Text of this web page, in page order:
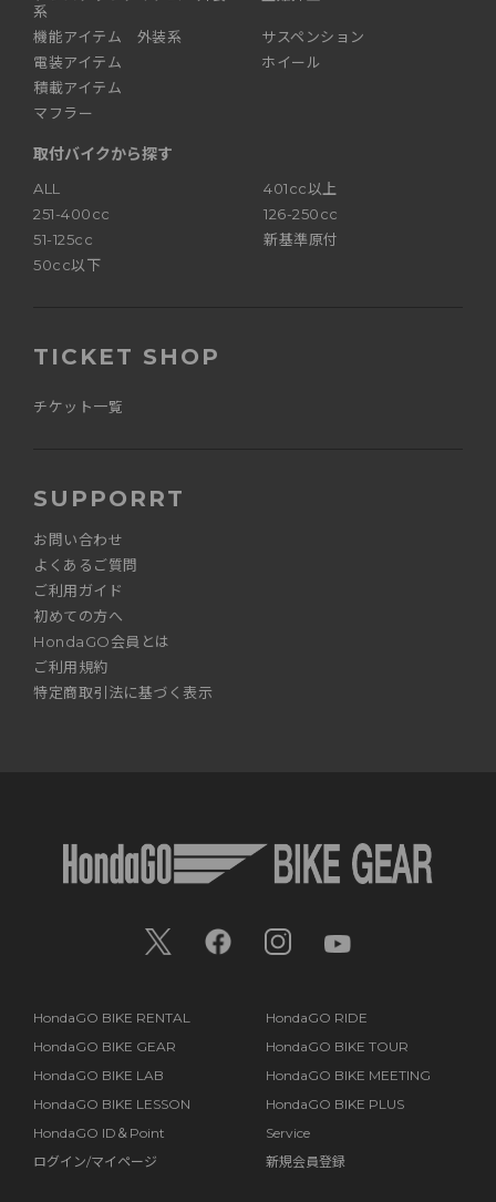
系
機能アイテム 外装系
電装アイテム
積載アイテム
マフラー
サスペンション
ホイール
取付バイクから探す
ALL
401cc以上
251-400cc
126-250cc
51-125cc
新基準原付
50cc以下
TICKET SHOP
チケット一覧
SUPPORRT
お問い合わせ
よくあるご質問
ご利用ガイド
初めての方へ
HondaGO会員とは
ご利用規約
特定商取引法に基づく表示
HondaGO BIKE RENTAL
HondaGO RIDE
HondaGO BIKE GEAR
HondaGO BIKE TOUR
HondaGO BIKE LAB
HondaGO BIKE MEETING
HondaGO BIKE LESSON
HondaGO BIKE PLUS
HondaGO ID＆Point
Service
ログイン/マイページ
新規会員登録